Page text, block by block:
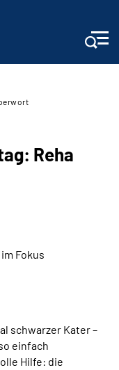
Reha
Fokus
schwarzer Kater –
einfach
Hilfe: die